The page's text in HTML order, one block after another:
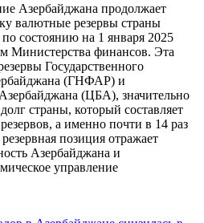
Азербайджана продолжает
валютные резервы страны
состоянию на 1 января 2025
Министерства финансов. Эта
Государственного
(ГНФАР) и
(ЦБА), значительно
страны, который составляет
а именно почти в 14 раз
позиция отражает
Азербайджана и
управление